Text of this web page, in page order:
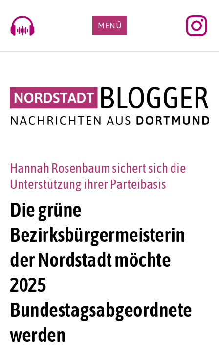
content
MENÜ
Die grüne
Bezirksbürgermeisterin
der Nordstadt möchte
2025
Bundestagsabgeordnete
werden
Hannah Rosenbaum sichert sich die
Unterstützung ihrer Parteibasis